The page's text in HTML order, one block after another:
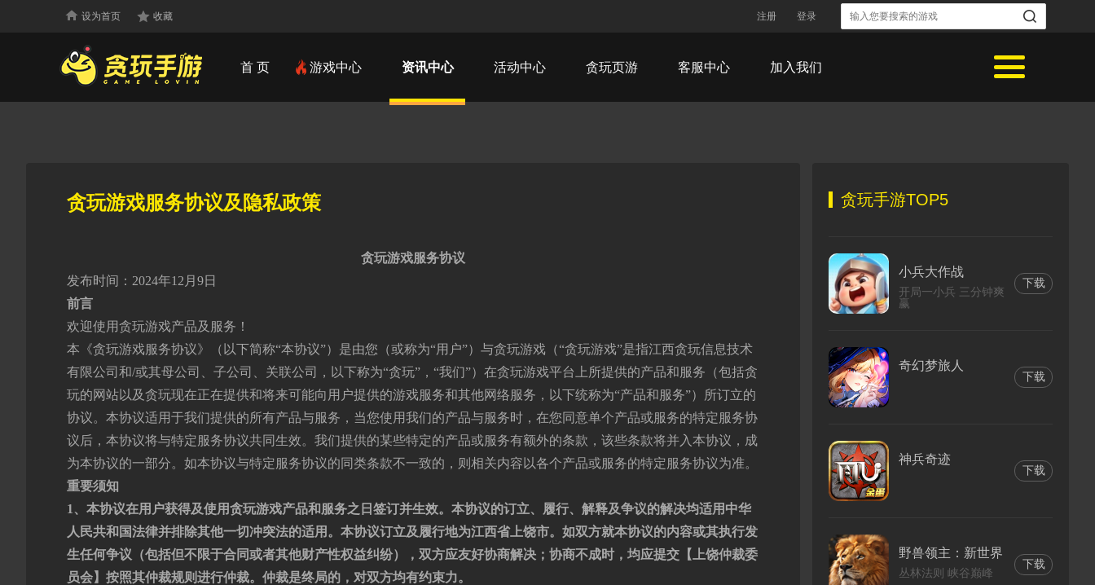
设为首页 收藏 注册 登录
首 页 游戏中心 资讯中心 活动中心 贪玩页游 客服中心 加入我们
贪玩游戏服务协议及隐私政策
贪玩游戏 服务协议
发布时间：2024年12月9日
前言
欢迎使用贪玩游戏产品及服务！
本《贪玩游戏服务协议》（以下简称“本协议”）是由您（或称为“用户”）与贪玩游戏（“贪玩游戏”是指江西贪玩信息技术
有限公司和/或其母公司、子公司、关联公司，以下称为“贪玩”，“我们”）在贪玩游戏平台上所提供的产品和服务（包括贪
玩的网站以及贪玩现在正在提供和将来可能向用户提供的游戏服务和其他网络服务，以下统称为“产品和服务”）所订立的
协议。本协议适用于我们提供的所有产品与服务，当您使用我们的产品与服务时，在您同意单个产品或服务的特定服务协
议后，本协议将与特定服务协议共同生效。我们提供的某些特定的产品或服务有额外的条款，该些条款将并入本协议，成
为本协议的一部分。如本协议与特定服务协议的同类条款不一致的，则相关内容以各个产品或服务的特定服务协议为准。
重要须知
1、本协议在用户获得及使用贪玩游戏产品和服务之日签订并生效。本协议的订立、履行、解释及争议的解决均适用中华
人民共和国法律并排除其他一切冲突法的适用。本协议订立及履行地为江西省上饶市。如双方就本协议的内容或其执行发
生任何争议（包括但不限于合同或者其他财产性权益纠纷），双方应友好协商解决； 协商不成时，均应提交【上饶仲裁委
员会】按照其仲裁规则进行仲裁。仲裁是终局的，对双方均有约束力。
贪玩手游TOP5
小兵大作战
开局一小兵 三分钟爽
赢
下载
奇幻梦旅人
下载
神兵奇迹
下载
野兽领主：新世界
丛林法则 峡谷巅峰
下载